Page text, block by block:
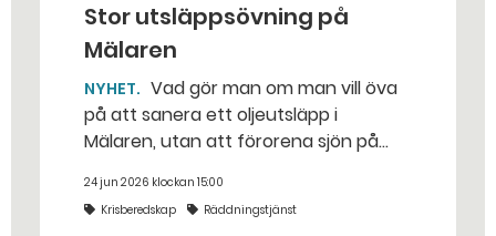
Stor utsläppsövning på
Mälaren
NYHET
på att sanera ett oljeutsläpp i
Mälaren, utan att förorena sjön på
stället. Det gjorde räddningstjänsten i
Eskilstuna – tio kubikmeter närmare
24 jun 2026 klockan 15:00
Krisberedskap
Räddningstjänst